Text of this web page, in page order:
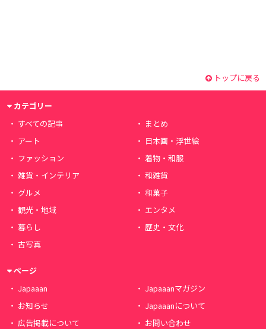
トップに戻る
カテゴリー
すべての記事
まとめ
アート
日本画・浮世絵
ファッション
着物・和服
雑貨・インテリア
和雑貨
グルメ
和菓子
観光・地域
エンタメ
暮らし
歴史・文化
古写真
ページ
Japaaan
Japaaanマガジン
お知らせ
Japaaanについて
広告掲載について
お問い合わせ